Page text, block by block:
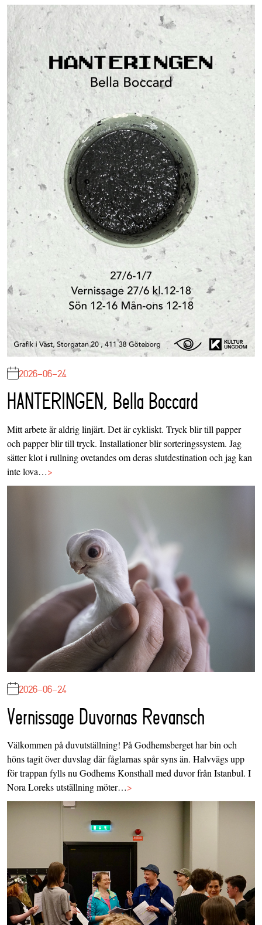
2026-06-24
HANTERINGEN, Bella Boccard
Mitt arbete är aldrig linjärt. Det är cykliskt. Tryck blir till papper
och papper blir till tryck. Installationer blir sorteringssystem. Jag
sätter klot i rullning ovetandes om deras slutdestination och jag kan
inte lova…>
2026-06-24
Vernissage Duvornas Revansch
Välkommen på duvutställning! På Godhemsberget har bin och
höns tagit över duvslag där fåglarnas spår syns än. Halvvägs upp
för trappan fylls nu Godhems Konsthall med duvor från Istanbul. I
Nora Loreks utställning möter…>